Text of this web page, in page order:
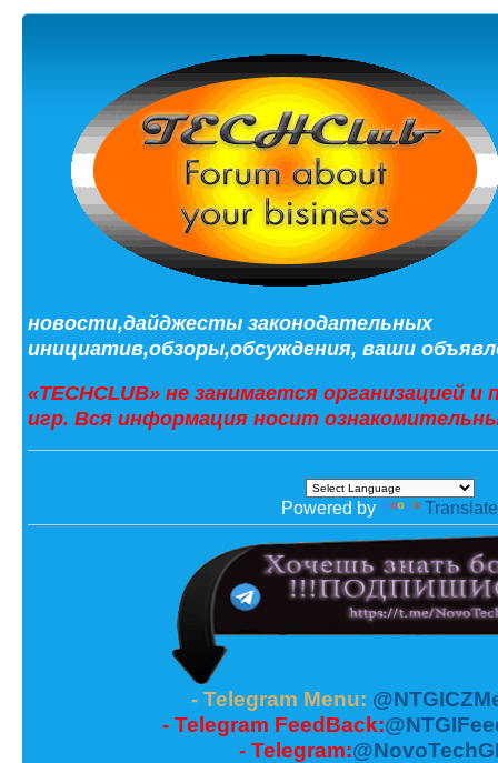
новости,дайджесты законодательных
инициатив,обзоры,обсуждения, ваши
«TECHCLUB» не занимается организацией
игр. Вся информация носит
Powered by Translate
- Telegram Menu:
- Telegram FeedBack:
- Telegram: